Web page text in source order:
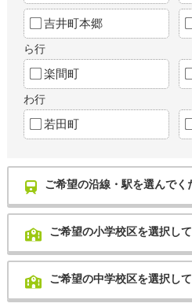
吉井町本郷
ら行
楽間町
わ行
若田町
ご希望の沿線・駅を選んでく
ご希望の小学校区を選択し
ご希望の中学校区を選択し